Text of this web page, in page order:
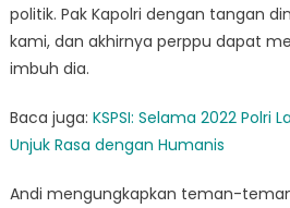
politik. Pak Kapolri dengan tangan
kami, dan akhirnya perppu dapat
imbuh dia.
Baca juga: KSPSI: Selama 2022 Polri
Unjuk Rasa dengan Humanis
Andi mengungkapkan teman-